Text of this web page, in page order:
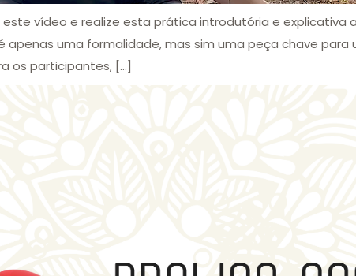
vídeo e realize esta prática introdutória e explicativa
apenas uma formalidade, mas sim uma peça chave para
os participantes, […]